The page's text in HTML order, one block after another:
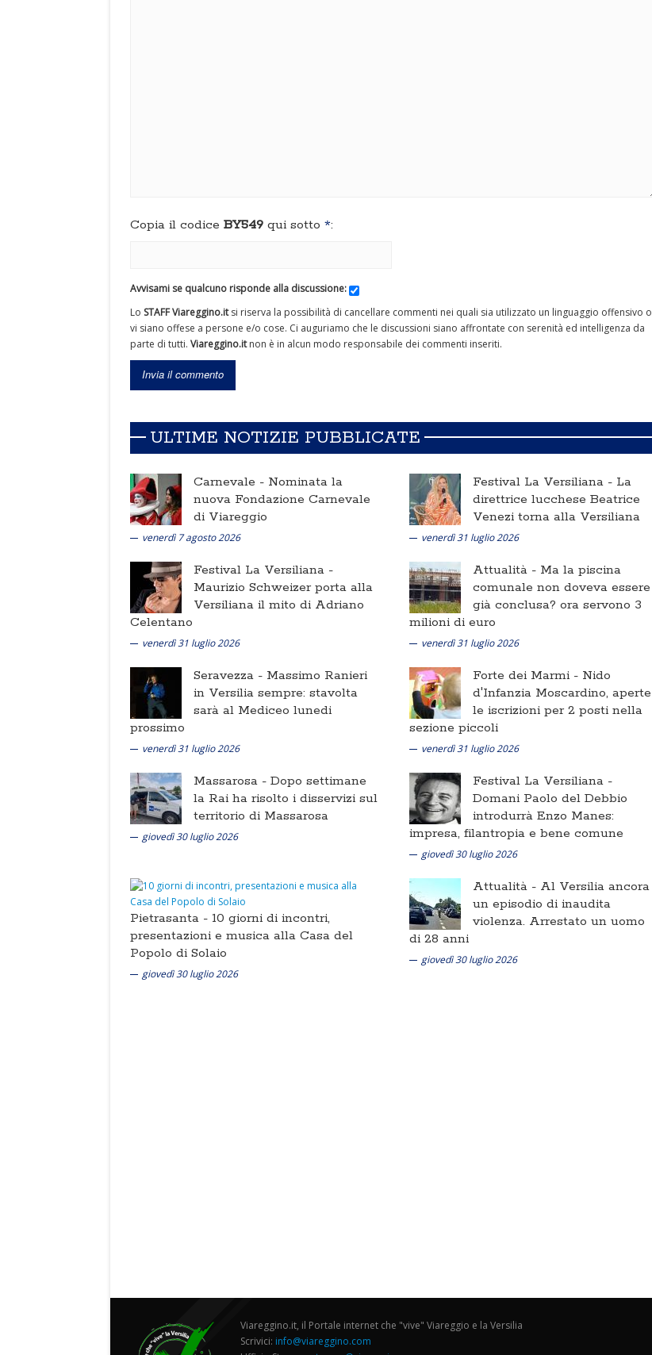
Copia il codice BY549 qui sotto *:
Avvisami se qualcuno risponde alla discussione:
Lo STAFF Viareggino.itsi riserva la possibilità di cancellare commenti nei quali sia utilizzato un linguaggio offensivo o
vi siano offese a persone e/o cose. Ci auguriamo che le discussioni siano affrontate con serenità ed intelligenza da
parte di tutti. Viareggino.itnon è in alcun modo responsabile dei commenti inseriti.
ULTIME NOTIZIE PUBBLICATE
Carnevale - Nominata la
nuova Fondazione Carnevale
di Viareggio
venerdì 7 agosto 2026
Festival La Versiliana - La
direttrice lucchese Beatrice
Venezi torna alla Versiliana
venerdì 31 luglio 2026
Festival La Versiliana -
Maurizio Schweizer porta alla
Versiliana il mito di Adriano
Celentano
venerdì 31 luglio 2026
Attualità - Ma la piscina
comunale non doveva essere
già conclusa? ora servono 3
milioni di euro
venerdì 31 luglio 2026
Seravezza - Massimo Ranieri
in Versilia sempre: stavolta
sarà al Mediceo lunedi
prossimo
venerdì 31 luglio 2026
Forte dei Marmi - Nido
d'Infanzia Moscardino, aperte
le iscrizioni per 2 posti nella
sezione piccoli
venerdì 31 luglio 2026
Massarosa - Dopo settimane
la Rai ha risolto i disservizi sul
territorio di Massarosa
giovedì 30 luglio 2026
Festival La Versiliana -
Domani Paolo del Debbio
introdurrà Enzo Manes:
impresa, filantropia e bene comune
giovedì 30 luglio 2026
Pietrasanta - 10 giorni di incontri,
presentazioni e musica alla Casa del
Popolo di Solaio
giovedì 30 luglio 2026
Attualità - Al Versilia ancora
un episodio di inaudita
violenza. Arrestato un uomo
di 28 anni
giovedì 30 luglio 2026
Viareggino.it, il Portale internet che "vive" Viareggio e la Versilia
Scrivici: info@viareggino.com